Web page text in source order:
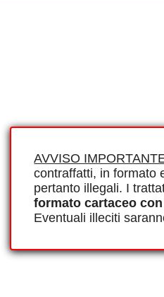
AVVISO
contraffatti, in formato
pertanto illegali. I
formato cartaceo
Eventuali illeciti